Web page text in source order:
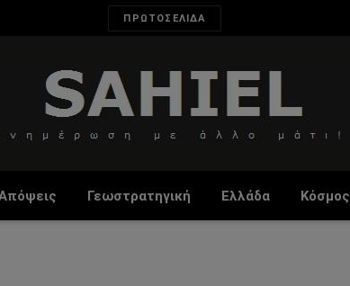
ΠΡΩΤΟΣΕΛΙΔΑ
Γεωστρατηγική Ελλάδα Κόσμος